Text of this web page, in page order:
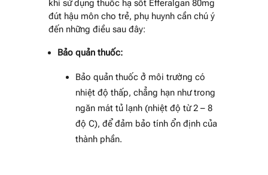
khi sử dụng thuốc hạ sốt Efferalgan 80mg
đút hậu môn cho trẻ, phụ huynh cần chú ý
đến những điều sau đây:
Bảo quản thuốc:
Bảo quản thuốc ở môi trường có
nhiệt độ thấp, chẳng hạn như trong
ngăn mát tủ lạnh (nhiệt độ từ 2 – 8
độ C), để đảm bảo tính ổn định của
thành phần.